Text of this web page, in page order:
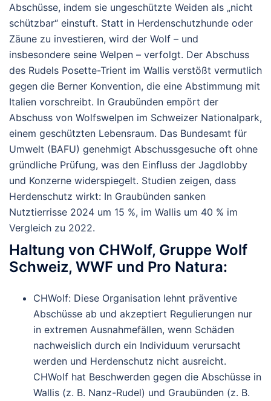
Abschüsse, indem sie ungeschützte Weiden als „nicht
schützbar“ einstuft. Statt in Herdenschutzhunde oder
Zäune zu investieren, wird der Wolf – und
insbesondere seine Welpen – verfolgt. Der Abschuss
des Rudels Posette-Trient im Wallis verstößt vermutlich
gegen die Berner Konvention, die eine Abstimmung mit
Italien vorschreibt. In Graubünden empört der
Abschuss von Wolfswelpen im Schweizer Nationalpark,
einem geschützten Lebensraum. Das Bundesamt für
Umwelt (BAFU) genehmigt Abschussgesuche oft ohne
gründliche Prüfung, was den Einfluss der Jagdlobby
und Konzerne widerspiegelt. Studien zeigen, dass
Herdenschutz wirkt: In Graubünden sanken
Nutztierrisse 2024 um 15 %, im Wallis um 40 % im
Vergleich zu 2022.
Haltung von CHWolf, Gruppe Wolf
Schweiz, WWF und Pro Natura:
CHWolf: Diese Organisation lehnt präventive
Abschüsse ab und akzeptiert Regulierungen nur
in extremen Ausnahmefällen, wenn Schäden
nachweislich durch ein Individuum verursacht
werden und Herdenschutz nicht ausreicht.
CHWolf hat Beschwerden gegen die Abschüsse in
Wallis (z. B. Nanz-Rudel) und Graubünden (z. B.